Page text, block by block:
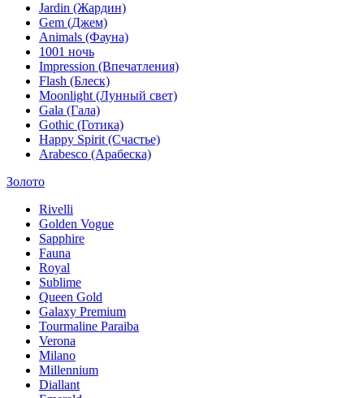
Jardin (Жардин)
Gem (Джем)
Animals (Фауна)
1001 ночь
Impression (Впечатления)
Flash (Блеск)
Moonlight (Лунный свет)
Gala (Гала)
Gothic (Готика)
Happy Spirit (Счастье)
Arabesco (Арабеска)
Золото
Rivelli
Golden Vogue
Sapphire
Fauna
Royal
Sublime
Queen Gold
Galaxy Premium
Tourmaline Paraiba
Verona
Milano
Millennium
Diallant